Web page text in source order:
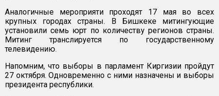
Аналогичные мероприяти проходят 17 мая во всех
крупных городах страны. В Бишкеке митингующие
установили семь юрт по количеству регионов страны.
Митинг транслируется по государственному
телевидению.
Напомним, что выборы в парламент Киргизии пройдут
27 октября. Одновременно с ними назначены и выборы
президента республики.